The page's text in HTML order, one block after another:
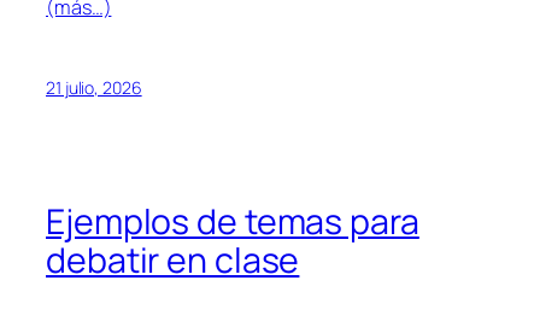
(más…)
21 julio, 2026
Ejemplos de temas para
debatir en clase